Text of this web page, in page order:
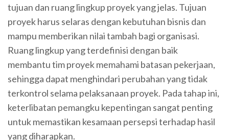
tujuan dan ruang lingkup proyek yang jelas. Tujuan
proyek harus selaras dengan kebutuhan bisnis dan
mampu memberikan nilai tambah bagi organisasi.
Ruang lingkup yang terdefinisi dengan baik
membantu tim proyek memahami batasan pekerjaan,
sehingga dapat menghindari perubahan yang tidak
terkontrol selama pelaksanaan proyek. Pada tahap ini,
keterlibatan pemangku kepentingan sangat penting
untuk memastikan kesamaan persepsi terhadap hasil
yang diharapkan.